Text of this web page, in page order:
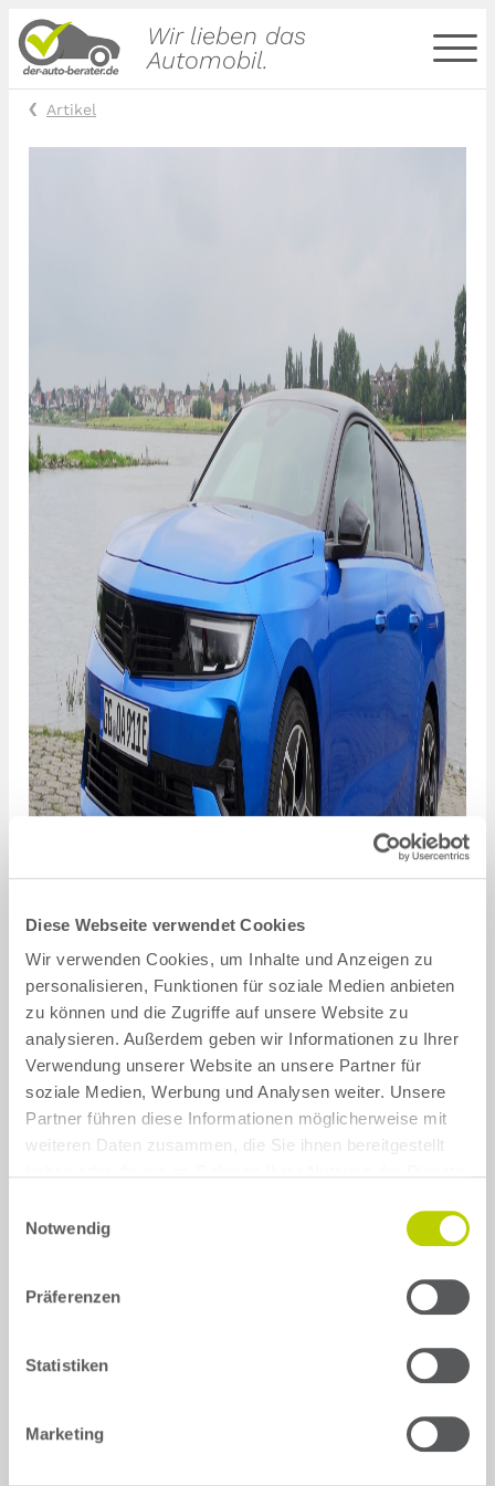
Diese Webseite verwendet Cookies
Wir verwenden Cookies, um Inhalte und Anzeigen zu
personalisieren, Funktionen für soziale Medien anbieten
zu können und die Zugriffe auf unsere Website zu
analysieren. Außerdem geben wir Informationen zu Ihrer
Verwendung unserer Website an unsere Partner für
soziale Medien, Werbung und Analysen weiter. Unsere
Partner führen diese Informationen möglicherweise mit
weiteren Daten zusammen, die Sie ihnen bereitgestellt
Notwendig
Präferenzen
Statistiken
Marketing
Wir lieben das
Automobil.
Artikel
18. September 2023
TOURER PLUG-IN-HYBRID
– „CARAVAN OF LOVE“
Auch wenn Opel den Begriff des Caravans for
einigen Jahrzehnten in Deutschland eingeführt
nun auf den Namen Sports Tourer. Kling auch
moderner und nach sportorientierter Freizeit. So